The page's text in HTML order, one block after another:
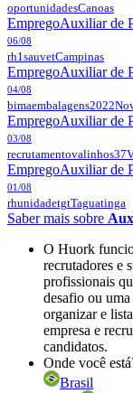
oportunidadesCanoas
EmpregoAuxiliar de
06/08
rh1sauvetCampinas
EmpregoAuxiliar de
04/08
bimaembalagens2022
EmpregoAuxiliar de
03/08
recrutamentovalinhos37
EmpregoAuxiliar de
01/08
rhunidadetgtTaguatinga
Saber mais sobre
O Huork
recrutadores e
profissionais
desafio ou
organizar e
empresa e
candidatos.
Onde você
Brasil